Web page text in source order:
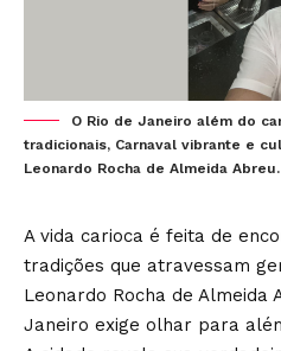
O Rio de Janeiro além do
tradicionais, Carnaval vibrante e
Leonardo Rocha de Almeida Abreu.
A vida carioca é feita de
tradições que atravessam
Leonardo Rocha de Almeida
Janeiro exige olhar para